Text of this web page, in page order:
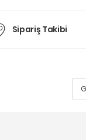
Sipariş Takibi